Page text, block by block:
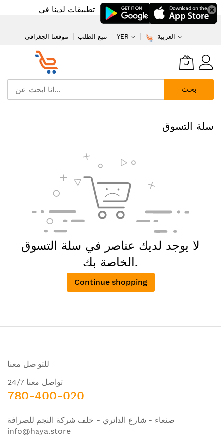
تطبيقات لدينا في
موقعنا الجغرافي تتبع الطلب YER العربية
بحث
سلة التسوق
لا يوجد لديك عناصر في سلة التسوق
الخاصة بك.
Continue shopping
للتواصل معنا
تواصل معنا 24/7
780-400-020
صنعاء - شارع الدائري - خلف شركة النجم للصرافة
info@haya.store